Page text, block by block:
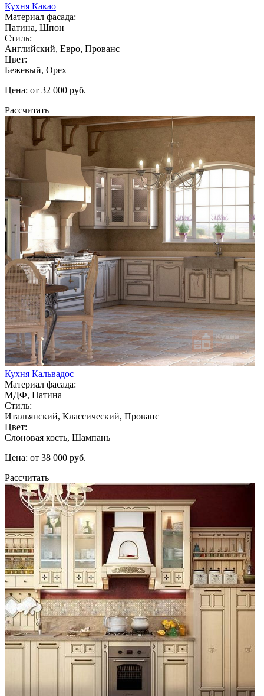
Кухня Какао
Материал фасада:
Патина, Шпон
Стиль:
Английский, Евро, Прованс
Цвет:
Бежевый, Орех
Цена: от 32 000 руб.
Рассчитать
Кухня Кальвадос
Материал фасада:
МДФ, Патина
Стиль:
Итальянский, Классический, Прованс
Цвет:
Слоновая кость, Шампань
Цена: от 38 000 руб.
Рассчитать